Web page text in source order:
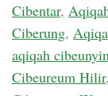
Cibentar,
Ciberung,
aqiqah
Cibeureum Hilir,